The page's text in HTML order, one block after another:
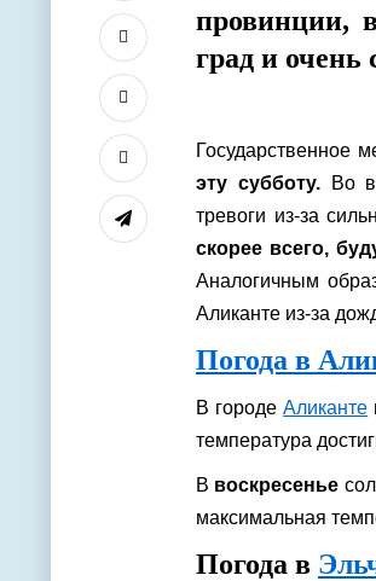
провинции,
град и
Государственное
эту субботу.Во
тревоги из-за
скорее всего,
Аналогичным
Аликанте из-за
Погода в
В городеАликанте
температура
В воскресенье
максимальная
Погода в